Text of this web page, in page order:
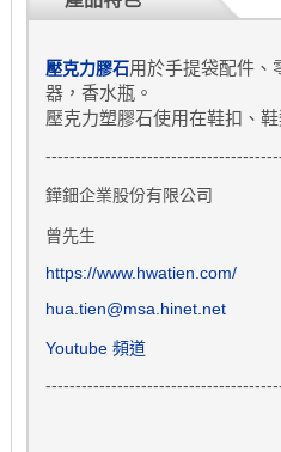
壓克力膠石用於手提袋配件、
器，香水瓶。
壓克力塑膠石使用在鞋扣、
鏵鈿企業股份有限公司
曾先生
https://www.hwatien.com/
hua.tien@msa.hinet.net
Youtube 頻道